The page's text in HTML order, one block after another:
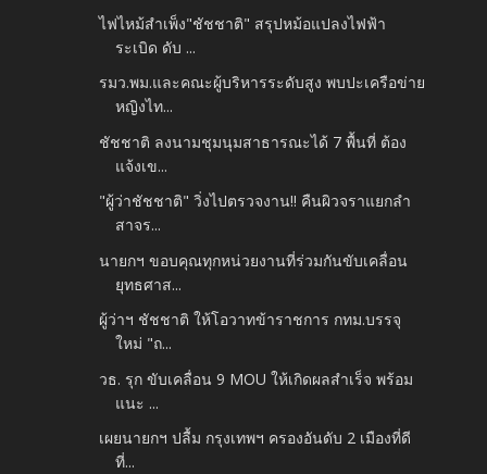
ไฟไหม้สำเพ็ง"ชัชชาติ" สรุปหม้อแปลงไฟฟ้า
ระเบิด ดับ ...
รมว.พม.และคณะผู้บริหารระดับสูง พบปะเครือข่าย
หญิงไท...
ชัชชาติ ลงนามชุมนุมสาธารณะได้ 7 พื้นที่ ต้อง
แจ้งเข...
"ผู้ว่าชัชชาติ" วิ่งไปตรวจงาน!! คืนผิวจราแยกลำ
สาจร...
นายกฯ ขอบคุณทุกหน่วยงานที่ร่วมกันขับเคลื่อน
ยุทธศาส...
ผู้ว่าฯ ชัชชาติ ให้โอวาทข้าราชการ กทม.บรรจุ
ใหม่ "ถ...
วธ. รุก ขับเคลื่อน 9 MOU ให้เกิดผลสำเร็จ พร้อม
แนะ ...
เผยนายกฯ ปลื้ม กรุงเทพฯ ครองอันดับ 2 เมืองที่ดี
ที่...